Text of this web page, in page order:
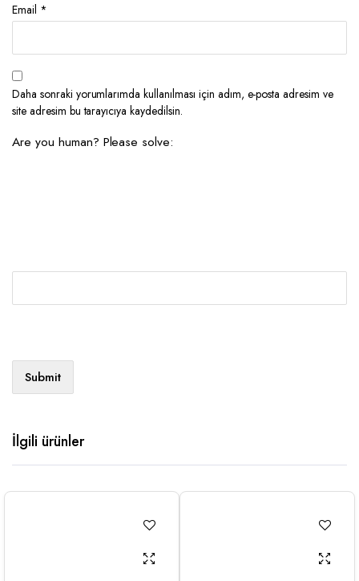
Email *
Daha sonraki yorumlarımda kullanılması için adım, e-posta adresim ve
site adresim bu tarayıcıya kaydedilsin.
Are you human? Please solve:
İlgili ürünler